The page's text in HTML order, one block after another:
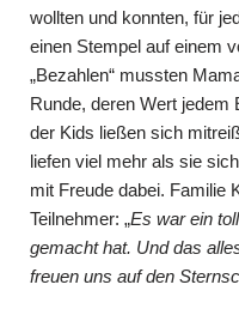
wollten und konnten, für
einen Stempel auf einem
„Bezahlen“ mussten
Runde, deren Wert jedem
der Kids ließen sich
liefen viel mehr als sie
mit Freude dabei. Familie
Teilnehmer: „Es war ein
gemacht hat. Und das
freuen uns auf den